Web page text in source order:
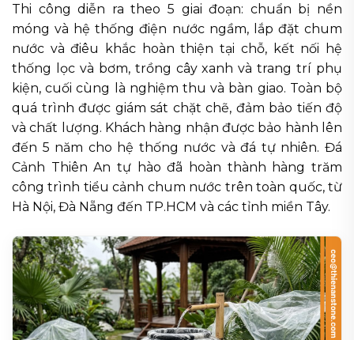
Thi công diễn ra theo 5 giai đoạn: chuẩn bị nền
móng và hệ thống điện nước ngầm, lắp đặt chum
nước và điêu khắc hoàn thiện tại chỗ, kết nối hệ
thống lọc và bơm, trồng cây xanh và trang trí phụ
kiện, cuối cùng là nghiệm thu và bàn giao. Toàn bộ
quá trình được giám sát chặt chẽ, đảm bảo tiến độ
và chất lượng. Khách hàng nhận được bảo hành lên
đến 5 năm cho hệ thống nước và đá tự nhiên. Đá
Cảnh Thiên An tự hào đã hoàn thành hàng trăm
công trình tiểu cảnh chum nước trên toàn quốc, từ
Hà Nội, Đà Nẵng đến TP.HCM và các tỉnh miền Tây.